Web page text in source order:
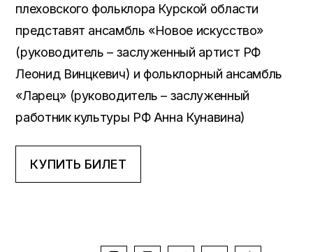
плеховского фольклора Курской области
представят ансамбль «Новое искусство»
(руководитель – заслуженный артист РФ
Леонид Винцкевич) и фольклорный ансамбль
«Ларец» (руководитель – заслуженный
работник культуры РФ Анна Кунавина)
КУПИТЬ БИЛЕТ